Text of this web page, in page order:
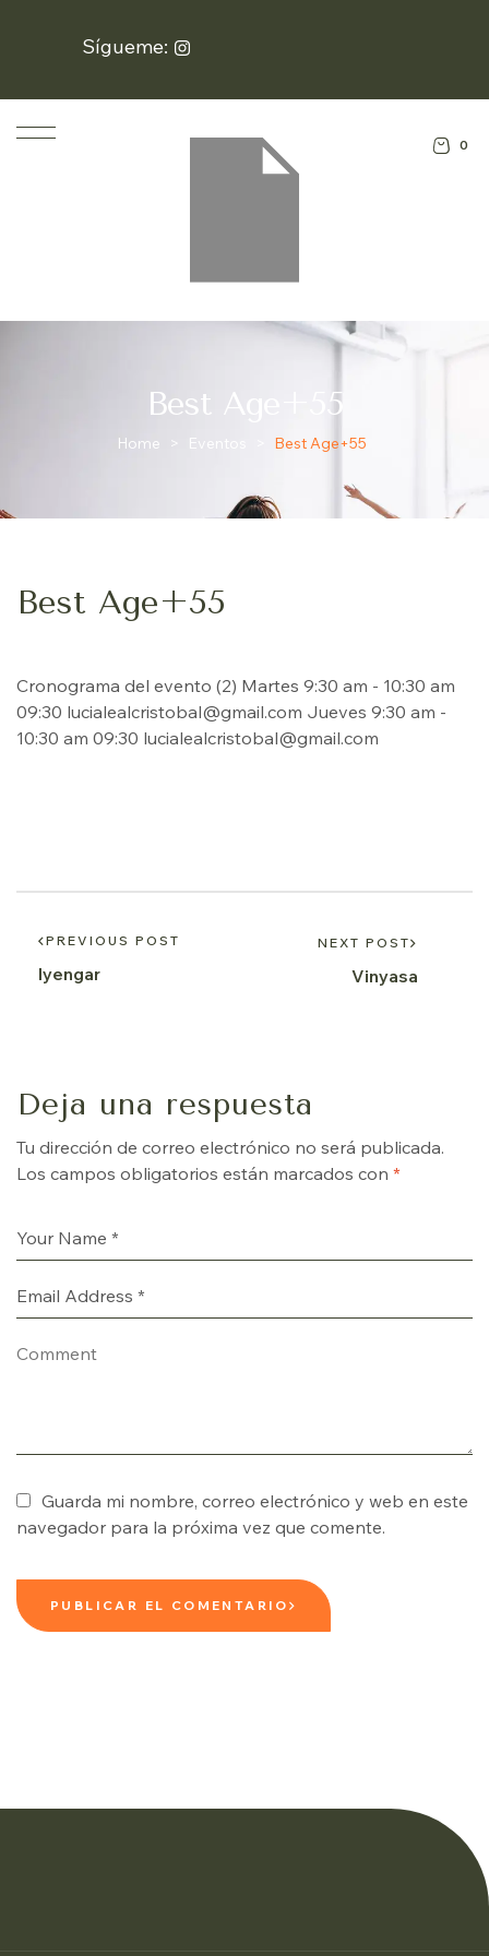
Sígueme:
0
Best Age+55
Home > Eventos Best Age+55
Best Age+55
Cronograma del evento (2) Martes 9:30 am - 10:30 am
09:30 lucialealcristobal@gmail.com Jueves 9:30 am -
10:30 am 09:30 lucialealcristobal@gmail.com
PREVIOUS POST
Iyengar
NEXT POST
Vinyasa
Deja una respuesta
Tu dirección de correo electrónico no será publicada.
Los campos obligatorios están marcados con *
Guarda mi nombre, correo electrónico y web en este
navegador para la próxima vez que comente.
PUBLICAR EL COMENTARIO